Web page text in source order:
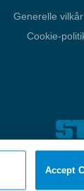
Generelle vilkår
Cookie-
Accept